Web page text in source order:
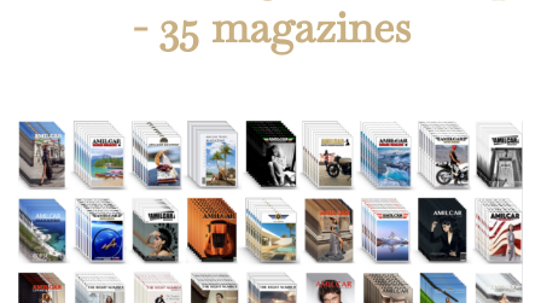
- 35 magazines